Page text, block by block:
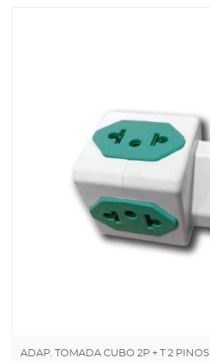
ADAP. TOMADA CUBO 2P + T 2 PINOS.